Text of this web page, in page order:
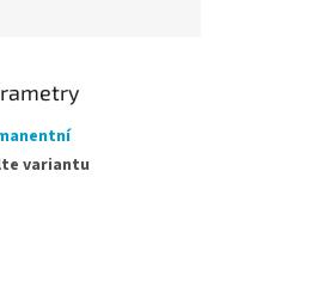
variantu